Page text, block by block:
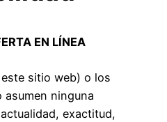
EN LÍNEA
sitio web) o los
ninguna
exactitud,